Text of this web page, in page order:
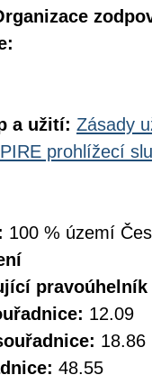
a užití: Zásady
prohlížecí
100 % území
pravoúhelník
12.09
18.86
48.55